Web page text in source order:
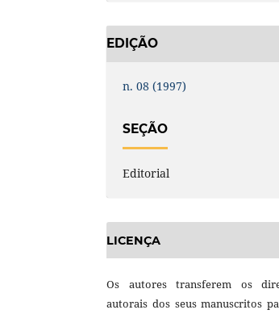
EDIÇÃO
n. 08 (1997)
SEÇÃO
Editorial
LICENÇA
Os autores transferem os
autorais dos seus manuscritos